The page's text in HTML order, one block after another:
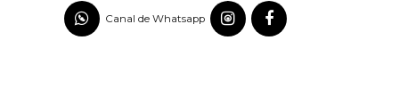
Canal de Whatsapp